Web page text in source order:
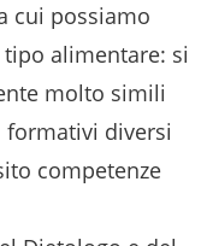
cui possiamo
alimentare: si
molto simili
formativi diversi
competenze